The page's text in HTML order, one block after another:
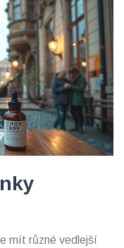
mít různé vedlejší